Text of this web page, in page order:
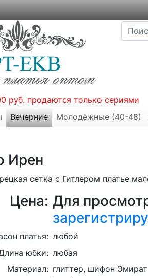
руб. продаются только сериями
Вечерние Молодёжные (40-48)
Ирен
сетка с Гитлером платье
Цена: Для
платья: любой
юбки: любая
Материал: глиттер, шифон Эмират